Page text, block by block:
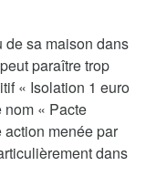
de sa maison dans
paraître trop
« Isolation 1 euro
nom « Pacte
menée par
dans